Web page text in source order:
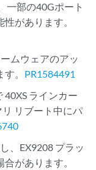
一部の40Gポート
があります。
ムウェアのアッ
。 PR1584491
40XS ラインカー
リ リブート中にパ
、EX9208 プラッ
があります。